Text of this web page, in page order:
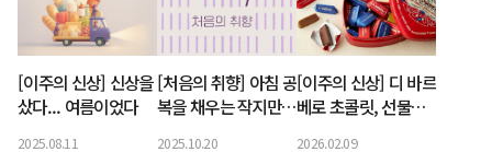
[이주의 신상] 신상을
샀다... 여름이었다
2025.08.11
[처음의 취향] 아침 공
복을 채우는 작지만
2025.10.20
[이주의 신상] 디 바르
베로 초콜릿, 선물하
2026.02.09